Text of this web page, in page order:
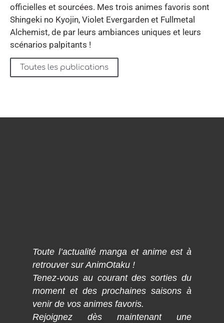
officielles et sourcées. Mes trois animes favoris sont
Shingeki no Kyojin, Violet Evergarden et Fullmetal
Alchemist, de par leurs ambiances uniques et leurs
scénarios palpitants !
Toutes les publications
Toute l’actualité manga et anime est à
retrouver sur AnimOtaku !
Tenez-vous au courant des sorties du
moment et des prochaines saisons à
venir de vos animes favoris.
Rejoignez dès maintenant une